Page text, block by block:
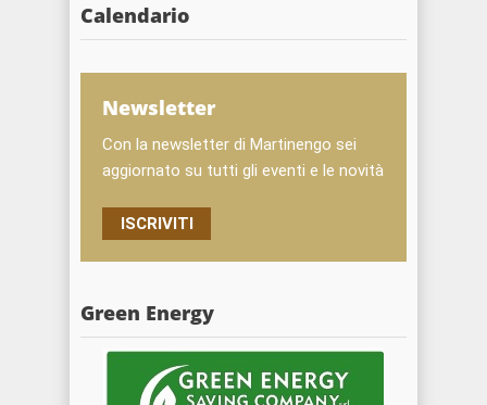
Calendario
Newsletter
Con la newsletter di Martinengo sei
aggiornato su tutti gli eventi e le novità
ISCRIVITI
Green Energy